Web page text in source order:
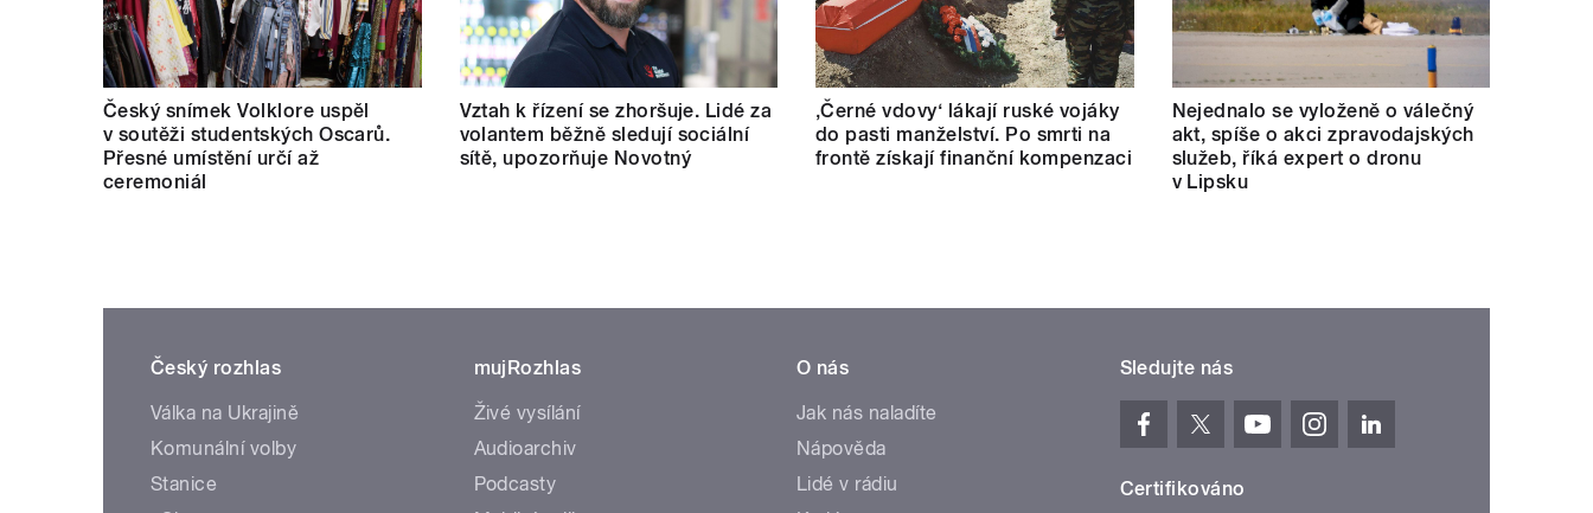
Český snímek Volklore uspěl
v soutěži studentských Oscarů.
Přesné umístění určí až
ceremoniál
Vztah k řízení se zhoršuje. Lidé za
volantem běžně sledují sociální
sítě, upozorňuje Novotný
‚Černé vdovy‘ lákají ruské vojáky
do pasti manželství. Po smrti na
frontě získají finanční kompenzaci
Nejednalo se vyloženě o válečný
akt, spíše o akci zpravodajských
služeb, říká expert o dronu
v Lipsku
Český rozhlas
Válka na Ukrajině
Komunální volby
Stanice
mujRozhlas
Živé vysílání
Audioarchiv
Podcasty
O nás
Jak nás naladíte
Nápověda
Lidé v rádiu
Sledujte nás
Certifikováno